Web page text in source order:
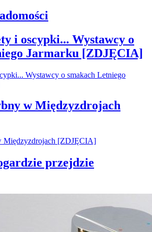
i oscypki... Wystawcy o
Jarmarku [ZDJĘCIA]
w Międzyzdrojach
przejdzie